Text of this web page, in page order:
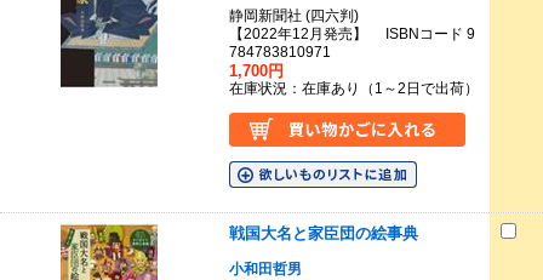
静岡新聞社 (四六判)
【2022年12月発売】 ISBNコード 9
784783810971
1,700円
在庫状況：在庫あり（1～2日で出荷）
戦国大名と家臣団の絵事典
小和田哲男